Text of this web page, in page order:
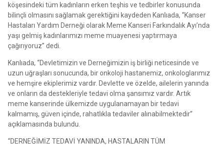
köşesindeki tüm kadınların erken teşhis ve tedbirler konusunda
bilinçli olmasını sağlamak gerektiğini kaydeden Kanlıada, “Kanser
Hastaları Yardım Derneği olarak Meme Kanseri Farkındalık Ayı’nda
yaşı gelmiş kadınlarımızı meme muayenesi yaptırmaya
çağırıyoruz” dedi.
Kanlıada, “Devletimizin ve Derneğimizin iş birliği neticesinde ve
uzun uğraşları sonucunda, bir onkoloji hastanemiz, onkologlarımız
ve hemşire ekiplerimiz vardır. Devlette ve özelde, ailelerin yanında
ve onların da destekleriyle tedavi olma şansımız vardır. Artık
meme kanserinde ülkemizde uygulanamayan bir tedavi
kalmamış, güven içinde, rahatlıkla tedaviler alınabilmektedir”
açıklamasında bulundu.
“DERNEĞİMİZ TEDAVİ YANINDA, HASTALARIN TÜM